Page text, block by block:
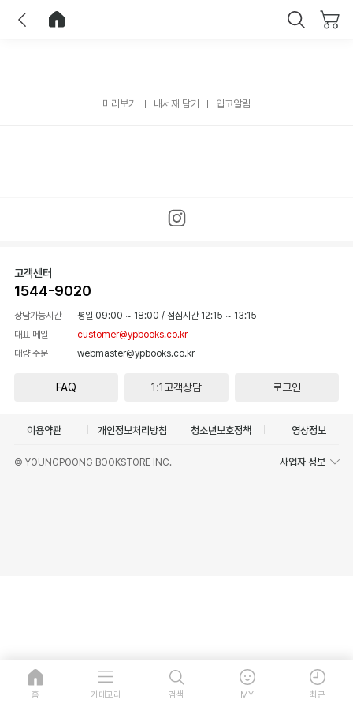
미리보기 내서재 담기 입고알림
고객센터
1544-9020
상담가능시간 평일 09:00 ~ 18:00 / 점심시간 12:15 ~ 13:15
대표 메일
customer@ypbooks.co.kr
대량 주문
webmaster@ypbooks.co.kr
FAQ 1:1고객상담 로그인
이용약관 개인정보처리방침 청소년보호정책 영상정보
© YOUNGPOONG BOOKSTORE INC. 사업자 정보
홈 카테고리 검색 MY 최근